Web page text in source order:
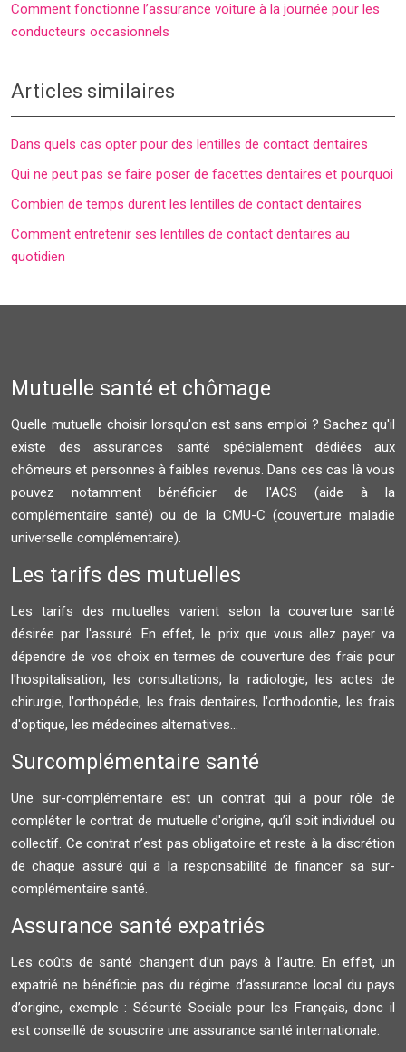
Comment fonctionne l’assurance voiture à la journée pour les
conducteurs occasionnels
Articles similaires
Dans quels cas opter pour des lentilles de contact dentaires
Qui ne peut pas se faire poser de facettes dentaires et pourquoi
Combien de temps durent les lentilles de contact dentaires
Comment entretenir ses lentilles de contact dentaires au
quotidien
Mutuelle santé et chômage
Quelle mutuelle choisir lorsqu'on est sans emploi ? Sachez qu'il
existe des assurances santé spécialement dédiées aux
chômeurs et personnes à faibles revenus. Dans ces cas là vous
pouvez notamment bénéficier de l'ACS (aide à la
complémentaire santé) ou de la CMU-C (couverture maladie
universelle complémentaire).
Les tarifs des mutuelles
Les tarifs des mutuelles varient selon la couverture santé
désirée par l'assuré. En effet, le prix que vous allez payer va
dépendre de vos choix en termes de couverture des frais pour
l'hospitalisation, les consultations, la radiologie, les actes de
chirurgie, l'orthopédie, les frais dentaires, l'orthodontie, les frais
d'optique, les médecines alternatives...
Surcomplémentaire santé
Une sur-complémentaire est un contrat qui a pour rôle de
compléter le contrat de mutuelle d'origine, qu’il soit individuel ou
collectif. Ce contrat n’est pas obligatoire et reste à la discrétion
de chaque assuré qui a la responsabilité de financer sa sur-
complémentaire santé.
Assurance santé expatriés
Les coûts de santé changent d’un pays à l’autre. En effet, un
expatrié ne bénéficie pas du régime d’assurance local du pays
d’origine, exemple : Sécurité Sociale pour les Français, donc il
est conseillé de souscrire une assurance santé internationale.